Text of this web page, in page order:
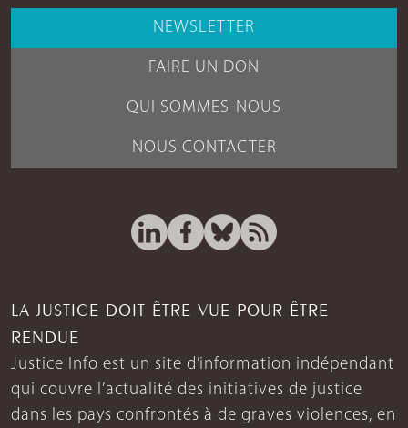
NEWSLETTER
FAIRE UN DON
QUI SOMMES-NOUS
NOUS CONTACTER
LA JUSTICE DOIT ÊTRE VUE POUR ÊTRE
RENDUE
Justice Info est un site d’information indépendant
qui couvre l’actualité des initiatives de justice
dans les pays confrontés à de graves violences, en